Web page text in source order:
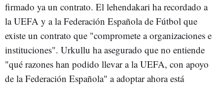
firmado ya un contrato. El lehendakari ha recordado a
la UEFA y a la Federación Española de Fútbol que
existe un contrato que "compromete a organizaciones e
instituciones". Urkullu ha asegurado que no entiende
"qué razones han podido llevar a la UEFA, con apoyo
de la Federación Española" a adoptar ahora está